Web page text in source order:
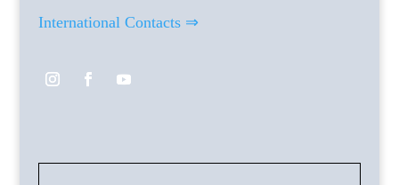
International Contacts ⇒